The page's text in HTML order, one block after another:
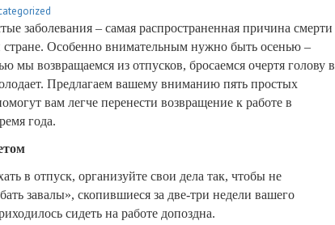
заболевания – самая распространенная причина смерти
стране. Особенно внимательным нужно быть осенью –
мы возвращаемся из отпусков, бросаемся очертя голову в
Предлагаем вашему вниманию пять простых
вам легче перенести возвращение к работе в
года.
в отпуск, организуйте свои дела так, чтобы не
завалы», скопившиеся за две-три недели вашего
сидеть на работе допоздна.